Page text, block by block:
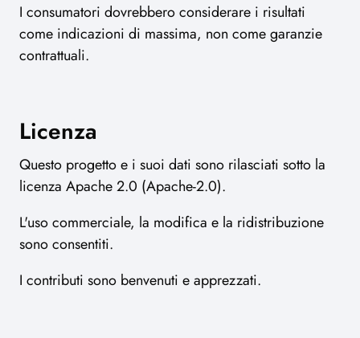
I consumatori dovrebbero considerare i risultati
come indicazioni di massima, non come garanzie
contrattuali.
Licenza
Questo progetto e i suoi dati sono rilasciati sotto la
licenza Apache 2.0 (Apache-2.0).
L'uso commerciale, la modifica e la ridistribuzione
sono consentiti.
I contributi sono benvenuti e apprezzati.